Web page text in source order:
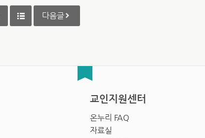
다음글
교인지원센터
온누리 FAQ
자료실